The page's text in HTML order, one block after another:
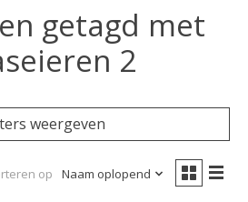
getagd met
2
weergeven
op Naam oplopend